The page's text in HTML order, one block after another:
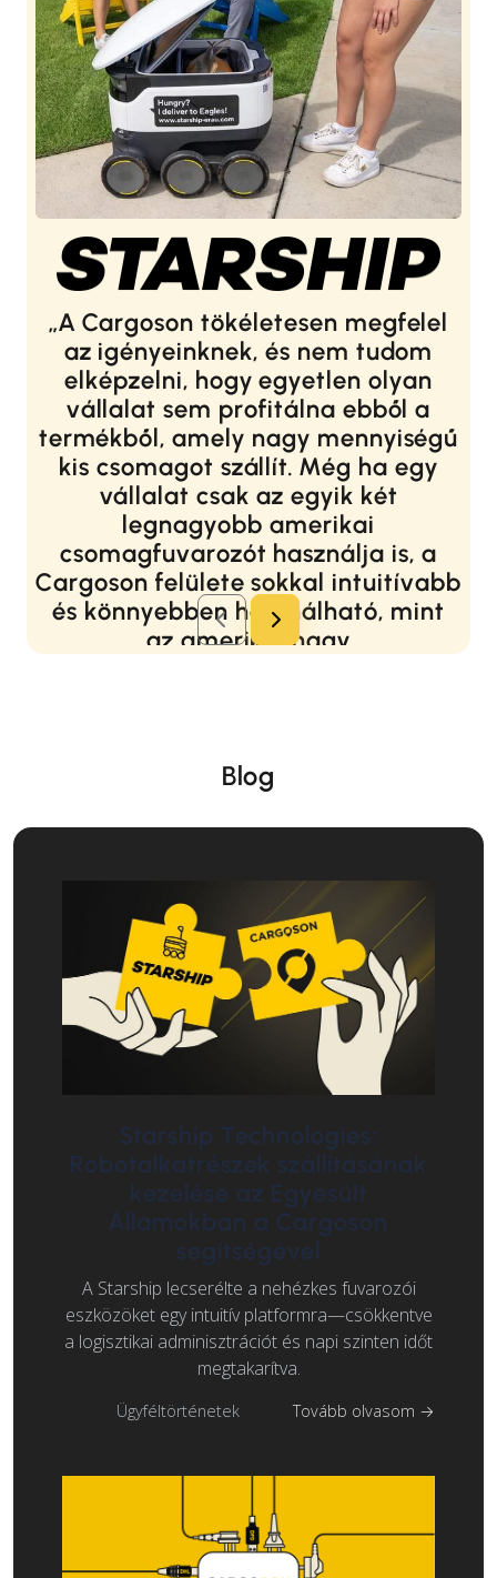
A Cargoson tökéletesen megfelel
az igényeinknek, és nem tudom
elképzelni, hogy egyetlen olyan
vállalat sem profitálna ebből a
termékből, amely nagy mennyiségű
kis csomagot szállít. Még ha egy
vállalat csak az egyik két
legnagyobb amerikai
csomagfuvarozót használja is, a
Cargoson felülete sokkal intuitívabb
és könnyebben használható, mint
az amerikai nagy
Vezető logisztikai szakértő a Starship Technologies-nál
Autonóm kézbesítő robot gyártója
Olvasson többet...
Blog
Starship Technologies:
Robotalkatrészek szállításának
kezelése az Egyesült
Államokban a Cargoson
segítségével
A Starship lecserélte a nehézkes fuvarozói
eszközöket egy intuitív platformra—csökkentve
a logisztikai adminisztrációt és napi szinten időt
megtakarítva.
Ügyféltörténetek Tovább olvasom →